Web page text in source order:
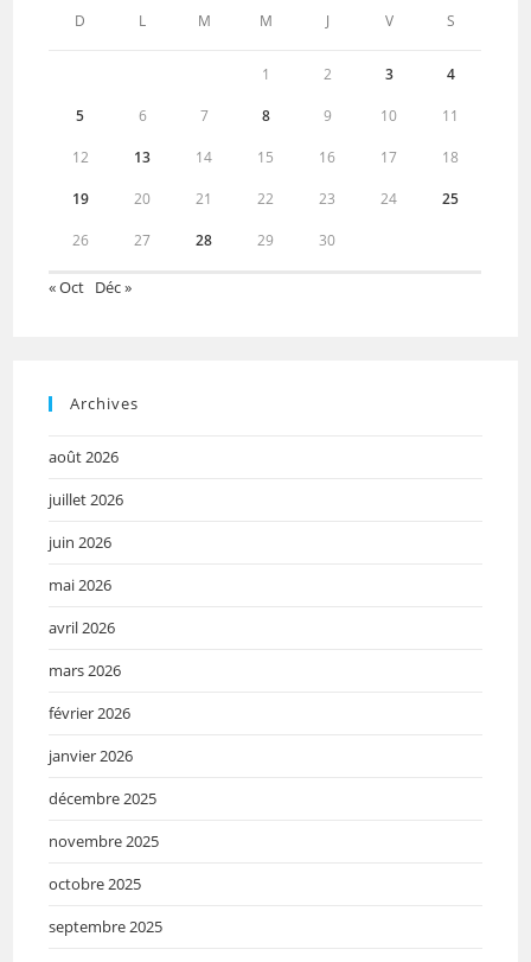
D L M M J V S
1 2 3 4
5 6 7 8 9 10 11
12 13 14 15 16 17 18
19 20 21 22 23 24 25
26 27 28 29 30
« Oct Déc »
Archives
août 2026
juillet 2026
juin 2026
mai 2026
avril 2026
mars 2026
février 2026
janvier 2026
décembre 2025
novembre 2025
octobre 2025
septembre 2025